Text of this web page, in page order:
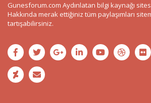
Gunesforum.com Aydınlatan bilgi kaynağı
Hakkında merak ettiğiniz tüm paylaşımları
tartışabilirsiniz.